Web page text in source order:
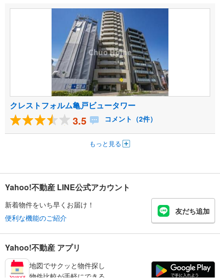
クレストフォルム亀戸ビュータワー
3.5 コメント（2件）
もっと見る
Yahoo!不動産 LINE公式アカウント
新着物件をいち早くお届け！
便利な機能のご紹介
友だち追加
Yahoo!不動産 アプリ
地図でサクッと物件探し
物件比較が手軽にできる